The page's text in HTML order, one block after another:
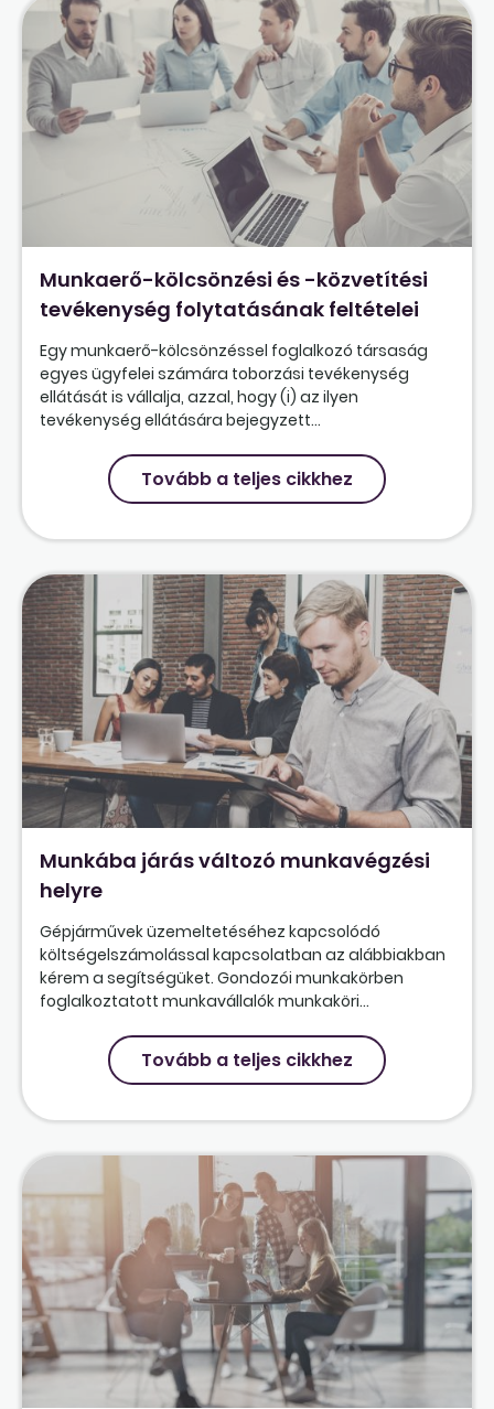
Munkaerő-kölcsönzési és -közvetítési
tevékenység folytatásának feltételei
Egy munkaerő-kölcsönzéssel foglalkozó társaság
egyes ügyfelei számára toborzási tevékenység
ellátását is vállalja, azzal, hogy (i) az ilyen
tevékenység ellátására bejegyzett...
Tovább a teljes cikkhez
Munkába járás változó munkavégzési
helyre
Gépjárművek üzemeltetéséhez kapcsolódó
költségelszámolással kapcsolatban az alábbiakban
kérem a segítségüket. Gondozói munkakörben
foglalkoztatott munkavállalók munkaköri...
Tovább a teljes cikkhez